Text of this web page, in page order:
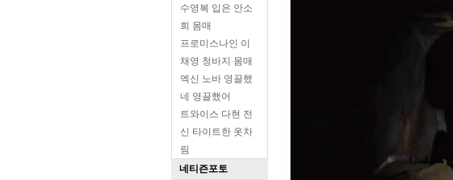
수영복 입은 안소
희 몸매
프로미스나인 이
채영 청바지 몸매
엑신 노바 영끌했
네 영끌했어
트와이스 다현 전
신 타이트한 옷차
림
네티즌포토